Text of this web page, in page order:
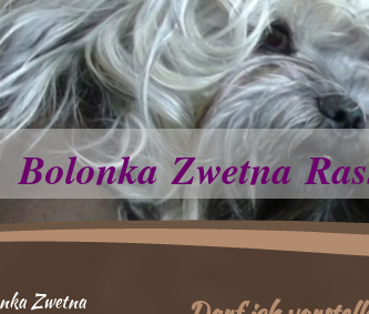
Bolonka Zwetna
Zwetna